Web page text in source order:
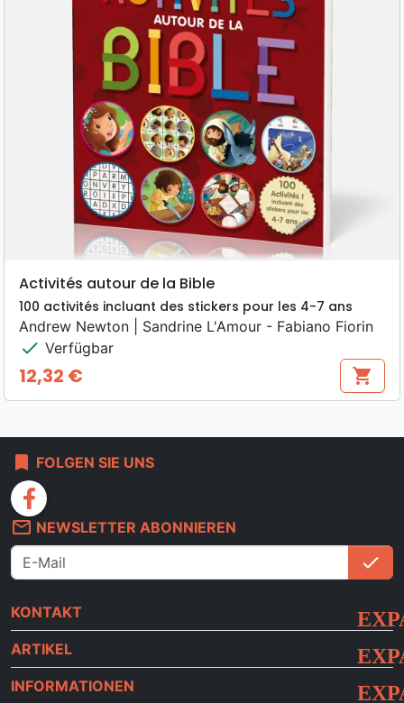
Activités autour de la Bible
100 activités incluant des stickers pour les 4-7 ans
Andrew Newton | Sandrine L'Amour - Fabiano Fiorin
check Verfügbar
Preis
12,32 € shopping_cart
bookmark FOLGEN SIE UNS
facebook
mail_outline NEWSLETTER ABONNIEREN
check
KONTAKT
ARTIKEL
INFORMATIONEN